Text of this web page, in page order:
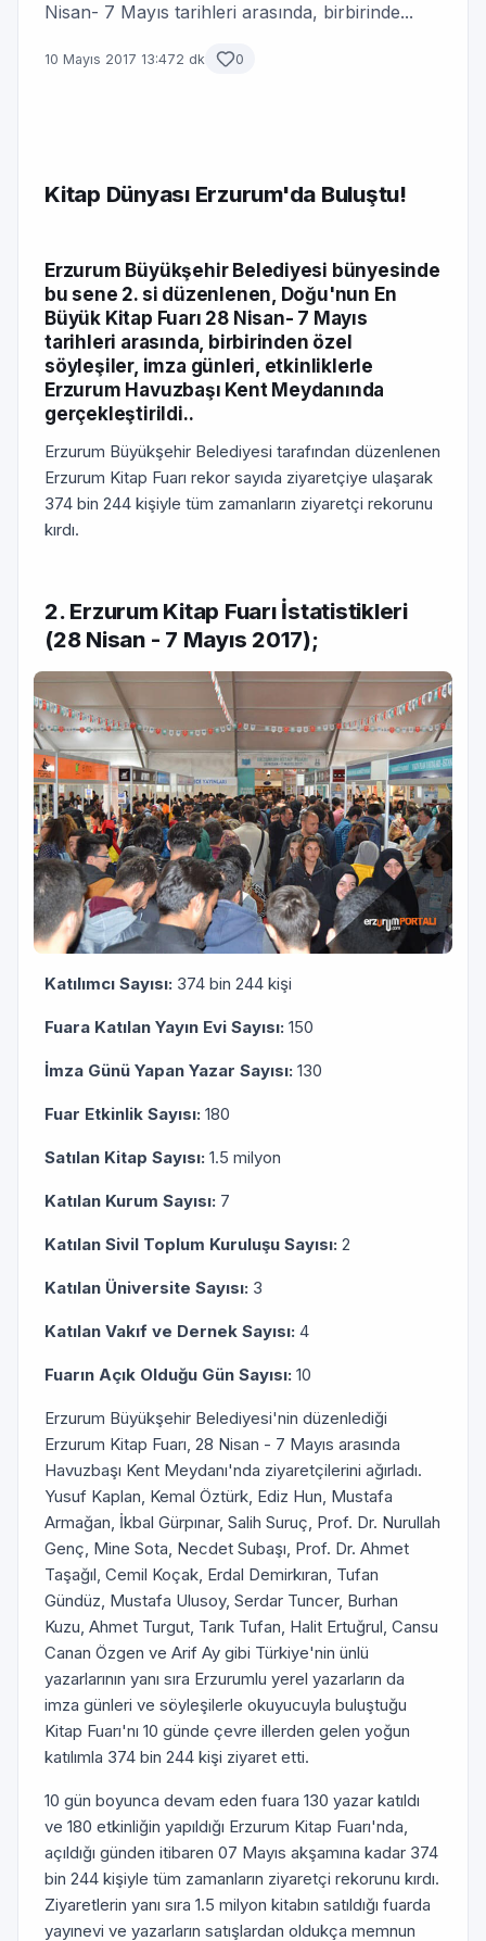
Nisan- 7 Mayıs tarihleri arasında, birbirinde...
10 Mayıs 2017 13:472 dk 0
Kitap Dünyası Erzurum'da Buluştu!
Erzurum Büyükşehir Belediyesi bünyesinde
bu sene 2. si düzenlenen, Doğu'nun En
Büyük Kitap Fuarı 28 Nisan- 7 Mayıs
tarihleri arasında, birbirinden özel
söyleşiler, imza günleri, etkinliklerle
Erzurum Havuzbaşı Kent Meydanında
gerçekleştirildi..
Erzurum Büyükşehir Belediyesi tarafından düzenlenen
Erzurum Kitap Fuarı rekor sayıda ziyaretçiye ulaşarak
374 bin 244 kişiyle tüm zamanların ziyaretçi rekorunu
kırdı.
2. Erzurum Kitap Fuarı İstatistikleri
(28 Nisan - 7 Mayıs 2017);
Katılımcı Sayısı: 374 bin 244 kişi
Fuara Katılan Yayın Evi Sayısı: 150
İmza Günü Yapan Yazar Sayısı: 130
Fuar Etkinlik Sayısı: 180
Satılan Kitap Sayısı: 1.5 milyon
Katılan Kurum Sayısı: 7
Katılan Sivil Toplum Kuruluşu Sayısı: 2
Katılan Üniversite Sayısı: 3
Katılan Vakıf ve Dernek Sayısı: 4
Fuarın Açık Olduğu Gün Sayısı: 10
Erzurum Büyükşehir Belediyesi'nin düzenlediği
Erzurum Kitap Fuarı, 28 Nisan - 7 Mayıs arasında
Havuzbaşı Kent Meydanı'nda ziyaretçilerini ağırladı.
Yusuf Kaplan, Kemal Öztürk, Ediz Hun, Mustafa
Armağan, İkbal Gürpınar, Salih Suruç, Prof. Dr. Nurullah
Genç, Mine Sota, Necdet Subaşı, Prof. Dr. Ahmet
Taşağıl, Cemil Koçak, Erdal Demirkıran, Tufan
Gündüz, Mustafa Ulusoy, Serdar Tuncer, Burhan
Kuzu, Ahmet Turgut, Tarık Tufan, Halit Ertuğrul, Cansu
Canan Özgen ve Arif Ay gibi Türkiye'nin ünlü
yazarlarının yanı sıra Erzurumlu yerel yazarların da
imza günleri ve söyleşilerle okuyucuyla buluştuğu
Kitap Fuarı'nı 10 günde çevre illerden gelen yoğun
katılımla 374 bin 244 kişi ziyaret etti.
10 gün boyunca devam eden fuara 130 yazar katıldı
ve 180 etkinliğin yapıldığı Erzurum Kitap Fuarı'nda,
açıldığı günden itibaren 07 Mayıs akşamına kadar 374
bin 244 kişiyle tüm zamanların ziyaretçi rekorunu kırdı.
Ziyaretlerin yanı sıra 1.5 milyon kitabın satıldığı fuarda
yayınevi ve yazarların satışlardan oldukça memnun